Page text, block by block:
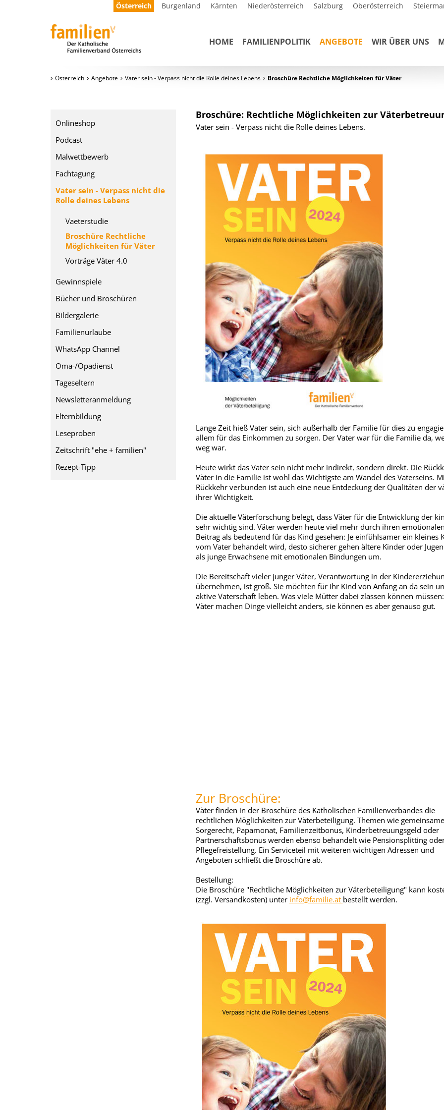
Österreich Burgenland Kärnten Niederösterreich Salzburg Oberösterreich
HOME FAMILIENPOLITIK ANGEBOTE WIR ÜBER UNS
Österreich Angebote Vater sein - Verpass nicht die Rolle deines Lebens Broschüre Rechtliche Möglichkeiten für Väter
Broschüre: Rechtliche Möglichkeiten zur
Vater sein - Verpass nicht die Rolle deines Lebens.
Lange Zeit hieß Vater sein, sich außerhalb der Familie für dies zu
allem für das Einkommen zu sorgen. Der Vater war für die Familie da,
weg war.
Heute wirkt das Vater sein nicht mehr indirekt, sondern direkt. Die
Väter in die Familie ist wohl das Wichtigste am Wandel des Vaterseins.
Rückkehr verbunden ist auch eine neue Entdeckung der Qualitäten der
ihrer Wichtigkeit.
Die aktuelle Väterforschung belegt, dass Väter für die Entwicklung der
sehr wichtig sind. Väter werden heute viel mehr durch ihren
Beitrag als bedeutend für das Kind gesehen: Je einfühlsamer ein kleines
vom Vater behandelt wird, desto sicherer gehen ältere Kinder oder
als junge Erwachsene mit emotionalen Bindungen um.
Die Bereitschaft vieler junger Väter, Verantwortung in der
übernehmen, ist groß. Sie möchten für ihr Kind von Anfang an da sein
aktive Vaterschaft leben. Was viele Mütter dabei zlassen können
Väter machen Dinge vielleicht anders, sie können es aber genauso gut.
Zur Broschüre:
Väter finden in der Broschüre des Katholischen Familienverbandes die
rechtlichen Möglichkeiten zur Väterbeteiligung. Themen wie
Sorgerecht, Papamonat, Familienzeitbonus, Kinderbetreuungsgeld oder
Partnerschaftsbonus werden ebenso behandelt wie Pensionsplitting
Pflegefreistellung. Ein Serviceteil mit weiteren wichtigen Adressen und
Angeboten schließt die Broschüre ab.
Bestellung:
Die Broschüre "Rechtliche Möglichkeiten zur Väterbeteiligung" kann
(zzgl. Versandkosten) unter info@familie.at bestellt werden.
Onlineshop
Podcast
Malwettbewerb
Fachtagung
Vater sein - Verpass nicht die
Rolle deines Lebens
Vaeterstudie
Broschüre Rechtliche
Möglichkeiten für Väter
Vorträge Väter 4.0
Gewinnspiele
Bücher und Broschüren
Bildergalerie
Familienurlaube
WhatsApp Channel
Oma-/Opadienst
Tageseltern
Newsletteranmeldung
Elternbildung
Leseproben
Zeitschrift "ehe + familien"
Rezept-Tipp